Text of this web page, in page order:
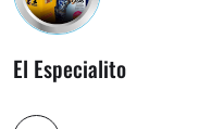
El Especialito